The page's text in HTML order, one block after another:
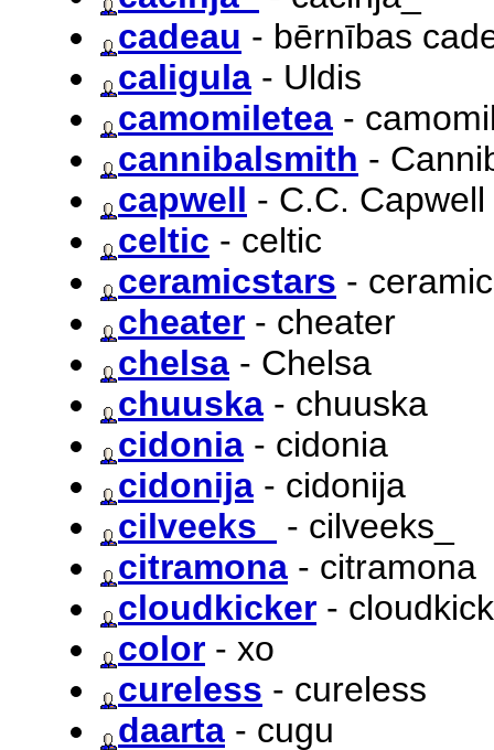
cadeau - bērnības
caligula - Uldis
camomiletea -
cannibalsmith -
capwell - C.C. Capwell
celtic - celtic
ceramicstars -
cheater - cheater
chelsa - Chelsa
chuuska - chuuska
cidonia - cidonia
cidonija - cidonija
cilveeks_
- cilveeks_
citramona - citramona
cloudkicker -
color - xo
cureless - cureless
daarta - cugu